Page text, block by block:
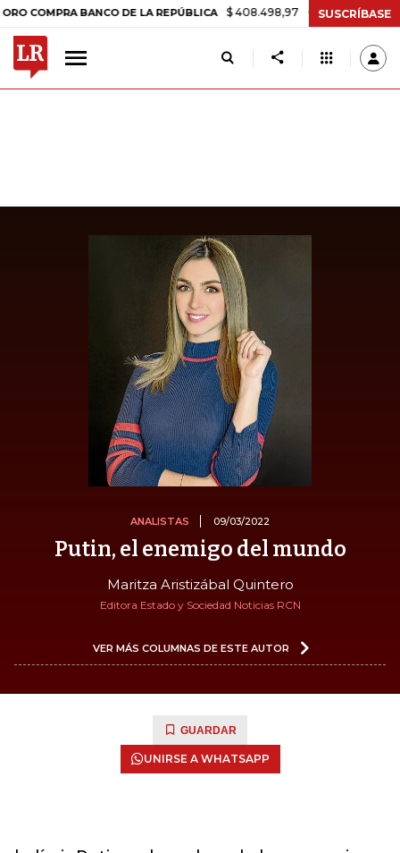
BANCO DE LA REPÚBLICA $ 408.498,97 +$ 8.753,81 +2,19%
SUSCRÍBASE
ANALISTAS 09/03/2022
Putin, el enemigo del mundo
Maritza Aristizábal Quintero
Editora Estado y Sociedad Noticias RCN
VER MÁS COLUMNAS DE ESTE AUTOR
GUARDAR
UNIRSE A WHATSAPP